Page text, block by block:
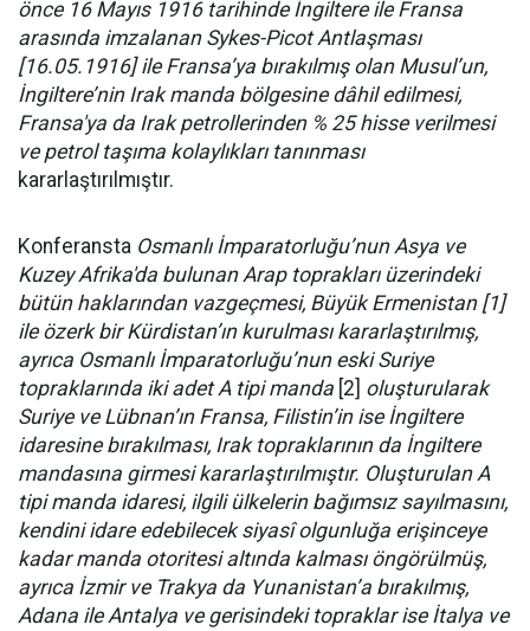
önce 16 Mayıs 1916 tarihinde İngiltere ile Fransa
arasında imzalanan Sykes-Picot Antlaşması
[16.05.1916] ile Fransa’ya bırakılmış olan Musul’un,
İngiltere’nin Irak manda bölgesine dâhil edilmesi,
Fransa'ya da Irak petrollerinden % 25 hisse verilmesi
ve petrol taşıma kolaylıkları tanınması
kararlaştırılmıştır.
Konferansta Osmanlı İmparatorluğu’nun Asya ve
Kuzey Afrika'da bulunan Arap toprakları üzerindeki
bütün haklarından vazgeçmesi, Büyük Ermenistan [1]
ile özerk bir Kürdistan’ın kurulması kararlaştırılmış,
ayrıca Osmanlı İmparatorluğu’nun eski Suriye
topraklarında iki adet A tipi manda [2] oluşturularak
Suriye ve Lübnan’ın Fransa, Filistin’in ise İngiltere
idaresine bırakılması, Irak topraklarının da İngiltere
mandasına girmesi kararlaştırılmıştır. Oluşturulan A
tipi manda idaresi, ilgili ülkelerin bağımsız sayılmasını,
kendini idare edebilecek siyasî olgunluğa erişinceye
kadar manda otoritesi altında kalması öngörülmüş,
ayrıca İzmir ve Trakya da Yunanistan’a bırakılmış,
Adana ile Antalya ve gerisindeki topraklar ise İtalya ve